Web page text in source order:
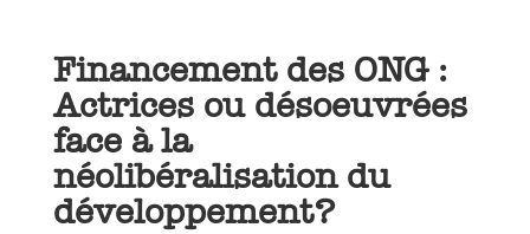
Financement des ONG :
Actrices ou désoeuvrées
face à la
néolibéralisation du
développement?